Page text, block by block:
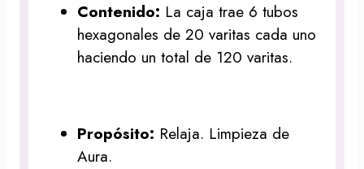
Contenido: La caja trae 6 tubos
hexagonales de 20 varitas cada uno
haciendo un total de 120 varitas.
Propósito: Relaja. Limpieza de
Aura.